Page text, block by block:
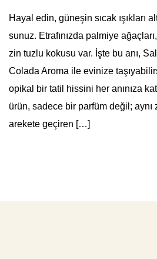
Hayal edin, güneşin sıcak ışıkları
sunuz. Etrafınızda palmiye
zin tuzlu kokusu var. İşte bu anı,
Colada Aroma ile evinize
opikal bir tatil hissini her anınıza
ürün, sadece bir parfüm değil; aynı
arekete geçiren […]